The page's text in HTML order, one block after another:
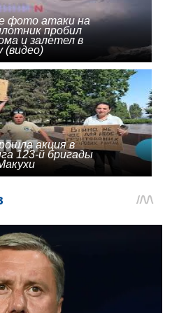
фото атаки на
пробил
и залетел в
(видео)
акция в
123-й бригады